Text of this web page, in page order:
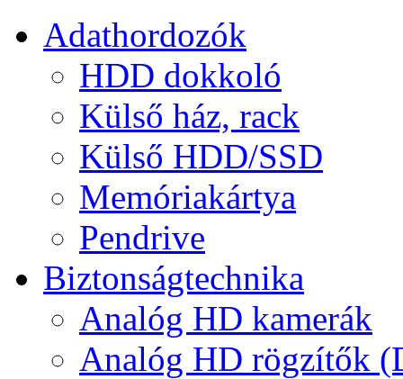
Adathordozók
HDD dokkoló
Külső ház, rack
Külső HDD/SSD
Memóriakártya
Pendrive
Biztonságtechnika
Analóg HD kamerák
Analóg HD rögzítők